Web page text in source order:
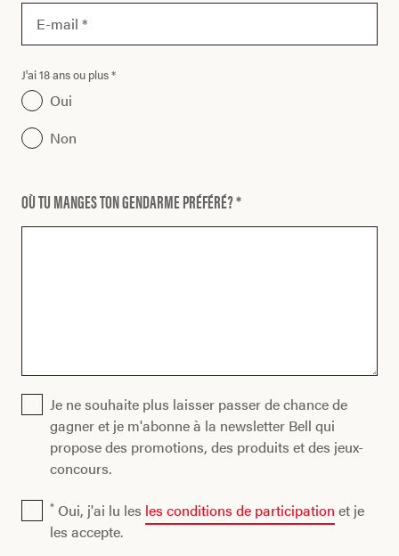
J'ai 18 ans ou plus *
Oui
Non
OÙ TU MANGES TON GENDARME PRÉFÉRÉ? *
Je ne souhaite plus laisser passer de chance de
gagner et je m'abonne à la newsletter Bell qui
propose des promotions, des produits et des jeux-
concours.
* Oui, j'ai lu les les conditions de participation et je
les accepte.